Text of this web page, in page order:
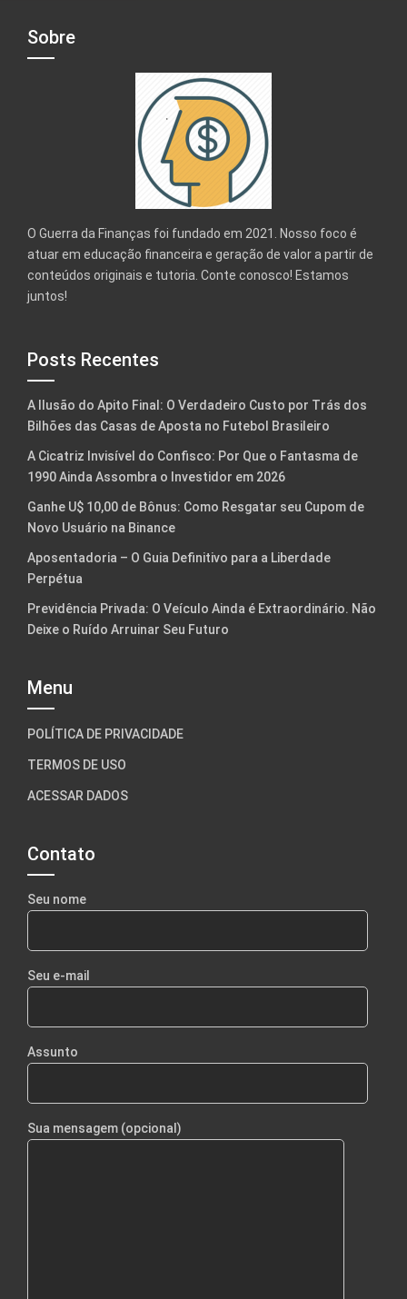
Sobre
O Guerra da Finanças foi fundado em 2021. Nosso foco é
atuar em educação financeira e geração de valor a partir de
conteúdos originais e tutoria. Conte conosco! Estamos
juntos!
Posts Recentes
A Ilusão do Apito Final: O Verdadeiro Custo por Trás dos
Bilhões das Casas de Aposta no Futebol Brasileiro
A Cicatriz Invisível do Confisco: Por Que o Fantasma de
1990 Ainda Assombra o Investidor em 2026
Ganhe U$ 10,00 de Bônus: Como Resgatar seu Cupom de
Novo Usuário na Binance
Aposentadoria – O Guia Definitivo para a Liberdade
Perpétua
Previdência Privada: O Veículo Ainda é Extraordinário. Não
Deixe o Ruído Arruinar Seu Futuro
Menu
POLÍTICA DE PRIVACIDADE
TERMOS DE USO
ACESSAR DADOS
Contato
Seu nome
Seu e-mail
Assunto
Sua mensagem (opcional)